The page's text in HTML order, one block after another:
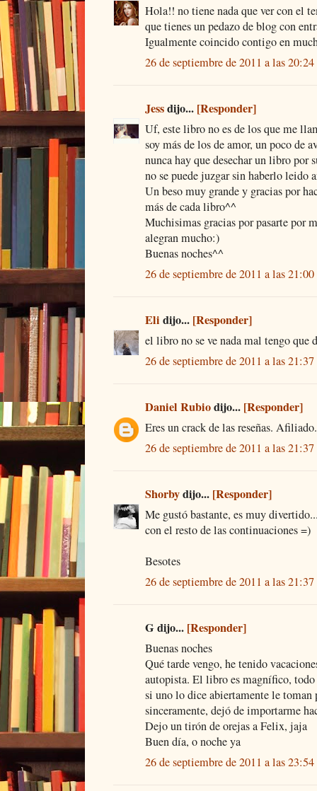
Hola!! no tiene nada que ver con el
que tienes un pedazo de blog con
Igualmente coincido contigo en
26 de septiembre de 2011 a las 20:24
Jessdijo... [Responder]
Uf, este libro no es de los que me
soy más de los de amor, un poco de
nunca hay que desechar un libro por
no se puede juzgar sin haberlo leido
Un beso muy grande y gracias por
más de cada libro^^
Muchisimas gracias por pasarte por
alegran mucho:)
Buenas noches^^
26 de septiembre de 2011 a las 21:00
Eli dijo... [Responder]
el libro no se ve nada mal tengo que
26 de septiembre de 2011 a las 21:37
Daniel Rubiodijo... [Responder]
Eres un crack de las reseñas.
26 de septiembre de 2011 a las 21:37
Shorbydijo... [Responder]
Me gustó bastante, es muy
con el resto de las continuaciones =)
Besotes
26 de septiembre de 2011 a las 21:37
G dijo... [Responder]
Buenas noches
Qué tarde vengo, he tenido
autopista. El libro es magnífico, todo
si uno lo dice abiertamente le toman
sinceramente, dejó de importarme
Dejo un tirón de orejas a Felix, jaja
Buen día, o noche ya
26 de septiembre de 2011 a las 23:54